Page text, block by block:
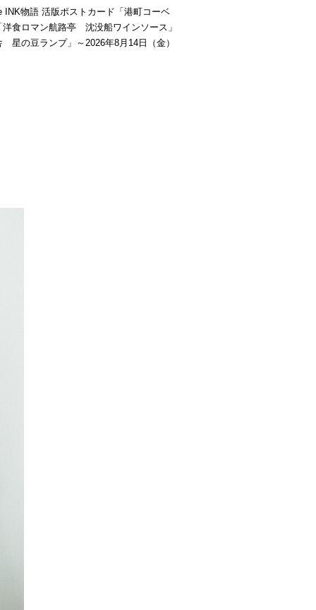
INK物語 活版ポストカード「港町コーベ
洋食ロマン航路亭 沈没船ワインソース」
星の豆ランプ」～2026年8月14日（金）